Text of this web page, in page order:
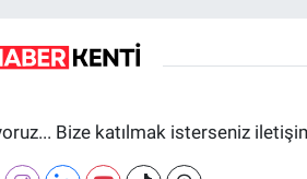
Bize katılmak isterseniz